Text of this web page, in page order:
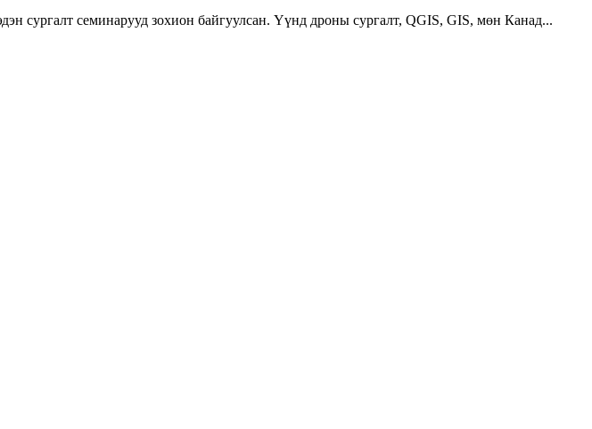
сургалт семинарууд зохион байгуулсан. Үүнд дроны сургалт, QGIS, GIS, мөн Канад...